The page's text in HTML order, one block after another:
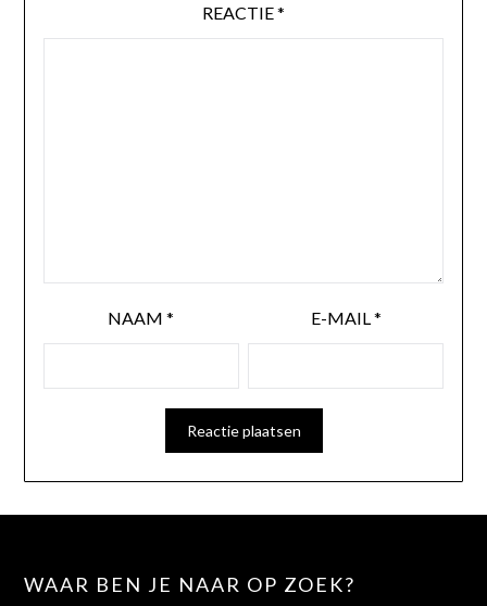
REACTIE*
NAAM* E-MAIL *
WAAR BEN JE NAAR OP ZOEK?